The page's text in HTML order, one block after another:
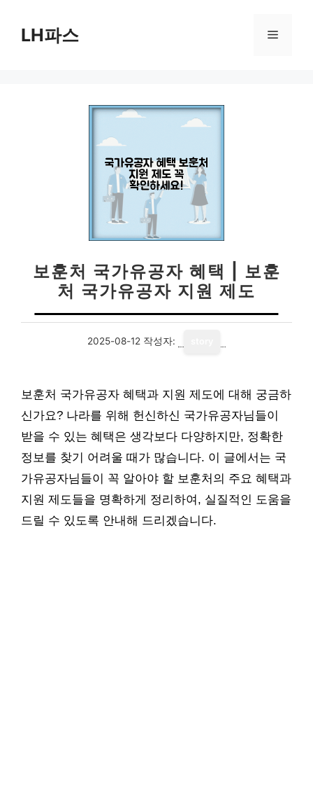
LH파스 메
보훈처 국가유공자 혜택 | 보훈
처 국가유공자 지원 제도
2025-08-12 작성자:
보훈처 국가유공자 혜택과 지원 제도에 대해 궁금하
신가요? 나라를 위해 헌신하신 국가유공자님들이
받을 수 있는 혜택은 생각보다 다양하지만, 정확한
정보를 찾기 어려울 때가 많습니다. 이 글에서는 국
가유공자님들이 꼭 알아야 할 보훈처의 주요 혜택과
지원 제도들을 명확하게 정리하여, 실질적인 도움을
드릴 수 있도록 안내해 드리겠습니다.